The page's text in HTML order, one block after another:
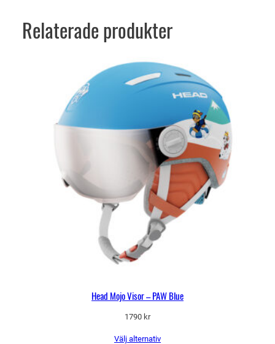
Relaterade produkter
Head Mojo Visor – PAW Blue
1790 kr
Välj alternativ